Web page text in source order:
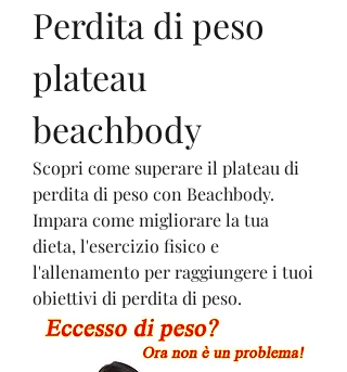
Perdita di peso
plateau
beachbody
Scopri come superare il plateau di
perdita di peso con Beachbody.
Impara come migliorare la tua
dieta, l'esercizio fisico e
l'allenamento per raggiungere i tuoi
obiettivi di perdita di peso.